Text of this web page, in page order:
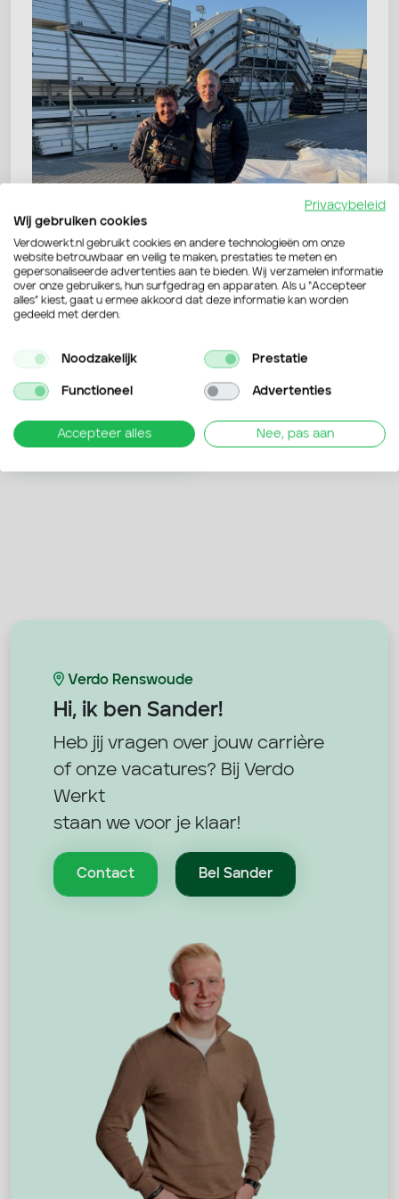
Terug naar overzicht
Verdo Renswoude
Hi, ik ben Sander!
Heb jij vragen over jouw carrière
of onze vacatures? Bij Verdo
Werkt
staan we voor je klaar!
Contact Bel Sander
Privacybeleid
Wij gebruiken cookies
Verdowerkt.nl gebruikt cookies en andere technologieën om onze
website betrouwbaar en veilig te maken, prestaties te meten en
gepersonaliseerde advertenties aan te bieden. Wij verzamelen informatie
over onze gebruikers, hun surfgedrag en apparaten. Als u “Accepteer
alles” kiest, gaat u ermee akkoord dat deze informatie kan worden
gedeeld met derden.
Noodzakelijk Prestatie
Functioneel Advertenties
Accepteer alles Nee, pas aan